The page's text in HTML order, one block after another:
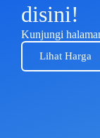
disini!
Kunjungi
Lihat Harga